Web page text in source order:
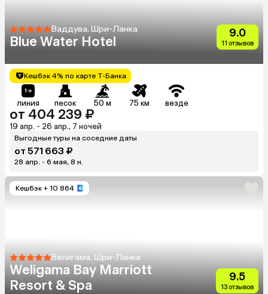
Ваддува, Шри-Ланка
Blue Water Hotel
9.0
11 отзывов
Кешбэк 4% по карте Т-Банка
линия песок 50 м 75 км везде
от 404 239 ₽
19 апр. - 26 апр., 7 ночей
Выгодные туры на соседние даты
от 571 663 ₽
28 апр. - 6 мая, 8 н.
Кешбэк + 10 864
Велигама, Шри-Ланка
Weligama Bay Marriott
Resort & Spa
9.5
13 отзывов